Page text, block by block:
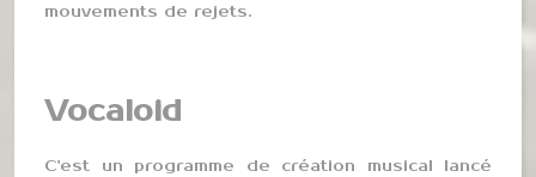
mouvements de rejets.
Vocaloid
C'est un programme de création musical lancé